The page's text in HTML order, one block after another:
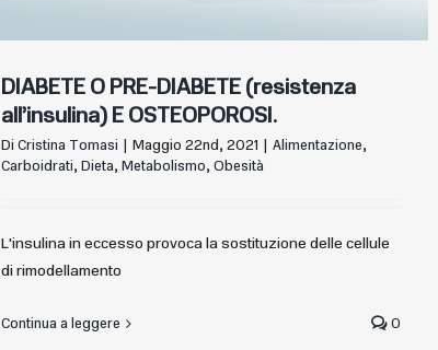
DIABETE O PRE-DIABETE (resistenza
all’insulina) E OSTEOPOROSI.
Di Cristina Tomasi | Maggio 22nd, 2021 | Alimentazione,
Carboidrati, Dieta, Metabolismo, Obesità
L'insulina in eccesso provoca la sostituzione delle cellule
di rimodellamento
Continua a leggere 0